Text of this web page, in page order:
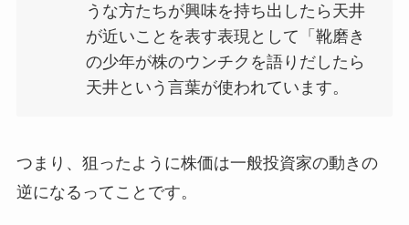
うな方たちが興味を持ち出したら天井
が近いことを表す表現として「靴磨き
の少年が株のウンチクを語りだしたら
天井という言葉が使われています。
つまり、狙ったように株価は一般投資家の動きの
逆になるってことです。